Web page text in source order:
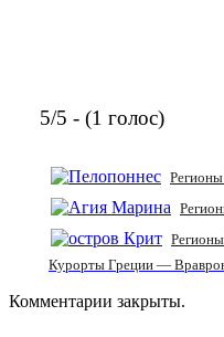
5/5 - (1 голос)
Курорты Греции —
Комментарии закрыты.